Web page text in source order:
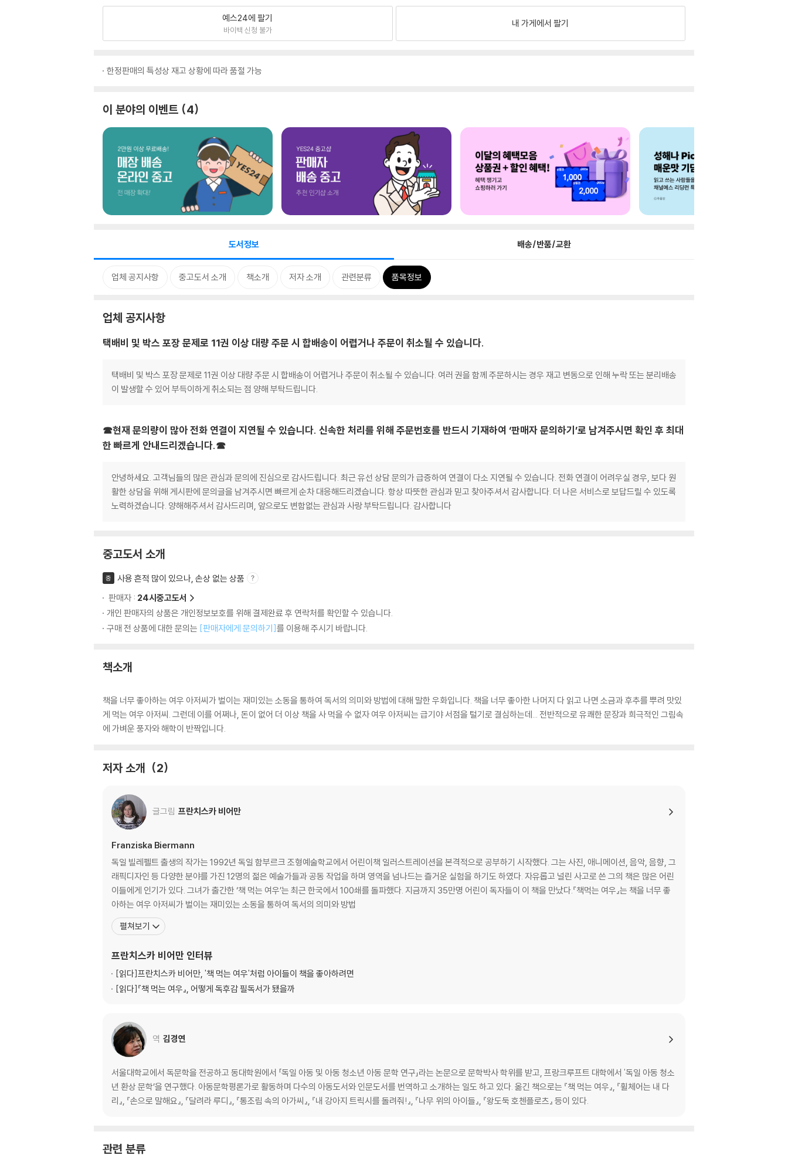
예스24에 팔기
바이백 신청 불가
내 가게에서 팔기
한정판매의 특성상 재고 상황에 따라 품절 가능
이 분야의 이벤트 4
도서정보 배송/반품/교환
업체 공지사항 중고도서 소개 책소개 저자 소개 관련분류 품목정보
업체 공지사항
택배비 및 박스 포장 문제로 11권 이상 대량 주문 시 합배송이 어렵거나 주문이 취소될 수 있습니다.
택배비 및 박스 포장 문제로 11권 이상 대량 주문 시 합배송이 어렵거나 주문이 취소될 수 있습니다. 여러 권을 함께 주문하시는 경우 재고 변동으로 인해 누락 또는 분리배송
이 발생할 수 있어 부득이하게 취소되는 점 양해 부탁드립니다.
☎현재 문의량이 많아 전화 연결이 지연될 수 있습니다. 신속한 처리를 위해 주문번호를 반드시 기재하여 ‘판매자 문의하기’로 남겨주시면 확인 후 최대
한 빠르게 안내드리겠습니다.☎
안녕하세요. 고객님들의 많은 관심과 문의에 진심으로 감사드립니다. 최근 유선 상담 문의가 급증하여 연결이 다소 지연될 수 있습니다. 전화 연결이 어려우실 경우, 보다 원
활한 상담을 위해 게시판에 문의글을 남겨주시면 빠르게 순차 대응해드리겠습니다. 항상 따뜻한 관심과 믿고 찾아주셔서 감사합니다. 더 나은 서비스로 보답드릴 수 있도록
노력하겠습니다. 양해해주셔서 감사드리며, 앞으로도 변함없는 관심과 사랑 부탁드립니다. 감사합니다
중고도서 소개
중
사용 흔적 많이 있으나, 손상 없는 상품
판매자 : 24시중고도서
개인 판매자의 상품은 개인정보보호를 위해 결제완료 후 연락처를 확인할 수 있습니다.
구매 전 상품에 대한 문의는 [판매자에게 문의하기]를 이용해 주시기 바랍니다.
책소개
책을 너무 좋아하는 여우 아저씨가 벌이는 재미있는 소동을 통하여 독서의 의미와 방법에 대해 말한 우화입니다. 책을 너무 좋아한 나머지 다 읽고 나면 소금과 후추를 뿌려 맛있
게 먹는 여우 아저씨. 그런데 이를 어쩌나, 돈이 없어 더 이상 책을 사 먹을 수 없자 여우 아저씨는 급기야 서점을 털기로 결심하는데... 전반적으로 유쾌한 문장과 희극적인 그림속
에 가벼운 풍자와 해학이 반짝입니다.
저자 소개 2
글그림 프란치스카 비어만
Franziska Biermann
독일 빌레펠트 출생의 작가는 1992년 독일 함부르크 조형예술학교에서 어린이책 일러스트레이션을 본격적으로 공부하기 시작했다. 그는 사진, 애니메이션, 음악, 음향, 그
래픽디자인 등 다양한 분야를 가진 12명의 젊은 예술가들과 공동 작업을 하며 영역을 넘나드는 즐거운 실험을 하기도 하였다. 자유롭고 널린 사고로 쓴 그의 책은 많은 어린
이들에게 인기가 있다. 그녀가 출간한 ‘책 먹는 여우’는 최근 한국에서 100쇄를 돌파했다. 지금까지 35만명 어린이 독자들이 이 책을 만났다.『책먹는 여우』는 책을 너무 좋
아하는 여우 아저씨가 벌이는 재미있는 소동을 통하여 독서의 의미와 방법
펼쳐보기
프란치스카 비어만 인터뷰
[읽다]프란치스카 비어만, '책 먹는 여우'처럼 아이들이 책을 좋아하려면
[읽다]『책 먹는 여우』, 어떻게 독후감 필독서가 됐을까
역 김경연
서울대학교에서 독문학을 전공하고 동대학원에서 「독일 아동 및 아동 청소년 아동 문학 연구」라는 논문으로 문학박사 학위를 받고, 프랑크루프트 대학에서 '독일 아동 청소
년 환상 문학’을 연구했다. 아동문학평론가로 활동하며 다수의 아동도서와 인문도서를 번역하고 소개하는 일도 하고 있다. 옮긴 책으로는 『책 먹는 여우』, 『휠체어는 내 다
리』, 『손으로 말해요』, 『달려라 루디』, 『통조림 속의 아가씨』, 『내 강아지 트릭시를 돌려줘!』, 『나무 위의 아이들』, 『왕도둑 호첸플로츠』 등이 있다.
관련 분류